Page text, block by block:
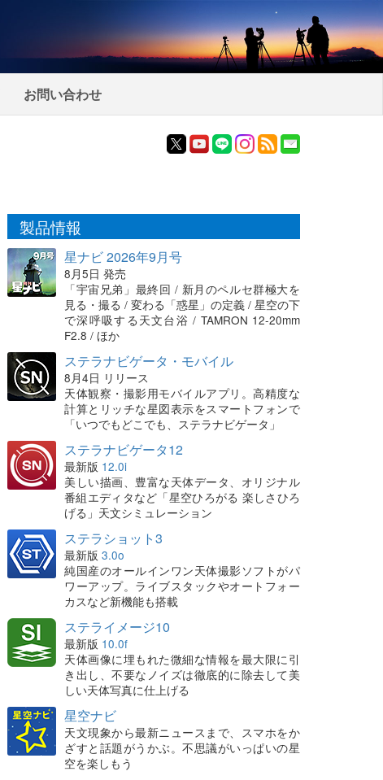
お問い合わせ
製品情報
星ナビ 2026年9月号
8月5日 発売
「宇宙兄弟」最終回 / 新月のペルセ群極大を
見る・撮る / 変わる「惑星」の定義 / 星空の下
で深呼吸する天文台浴 / TAMRON 12-20mm
F2.8 / ほか
ステラナビゲータ・モバイル
8月4日 リリース
天体観察・撮影用モバイルアプリ。高精度な
計算とリッチな星図表示をスマートフォンで
「いつでもどこでも、ステラナビゲータ」
ステラナビゲータ12
最新版 12.0i
美しい描画、豊富な天体データ、オリジナル
番組エディタなど「星空ひろがる 楽しさひろ
げる」天文シミュレーション
ステラショット3
最新版 3.0o
純国産のオールインワン天体撮影ソフトがパ
ワーアップ。ライブスタックやオートフォー
カスなど新機能も搭載
ステライメージ10
最新版 10.0f
天体画像に埋もれた微細な情報を最大限に引
き出し、不要なノイズは徹底的に除去して美
しい天体写真に仕上げる
星空ナビ
天文現象から最新ニュースまで、スマホをか
ざすと話題がうかぶ。不思議がいっぱいの星
空を楽しもう